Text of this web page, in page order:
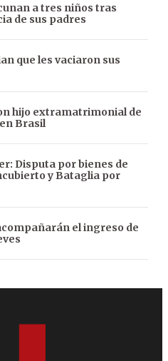
a tres niños tras
de sus padres
que les vaciaron sus
hijo extramatrimonial de
Brasil
Disputa por bienes de
y Bataglia por
el ingreso de